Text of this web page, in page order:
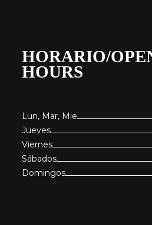
HORARIO/
HOURS
Lun, Mar, Mie
Jueves
Viernes
Sábados
Domingos